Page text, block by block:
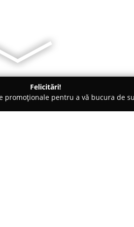
Felicitări!
pentru a vă bucura de